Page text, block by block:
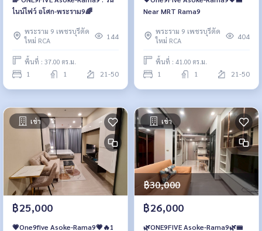
ไนน์ไฟว์ อโศก-พระราม9🌈
พระราม 9 เพชรบุรีตัด
ใหม่ RCA
144
พื้นที่ : 37.00 ตร.ม.
1 1 21-50
Near MRT Rama9
พระราม 9 เพชรบุรีตัด
ใหม่ RCA
404
พื้นที่ : 41.00 ตร.ม.
1 1 21-50
เช่า
฿25,000
💗One9five Asoke-Rama9💗🔥1
เช่า
฿30,000
฿26,000
🌿ONE9FIVE Asoke-Rama9🌿🚝